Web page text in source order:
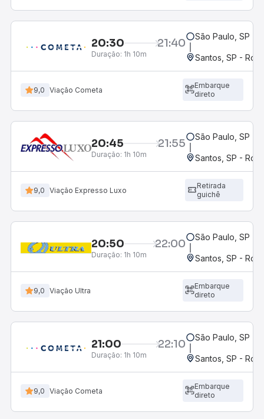
20:30 21:40
Duração: 1h 10m
São Paulo, SP -
Santos, SP -
9,0 Viação Cometa
Embarque
direto
20:45 21:55
Duração: 1h 10m
São Paulo, SP -
Santos, SP -
9,0 Viação Expresso Luxo
Retirada
guichê
20:50 22:00
Duração: 1h 10m
São Paulo, SP -
Santos, SP -
9,0 Viação Ultra
Embarque
direto
21:00 22:10
Duração: 1h 10m
São Paulo, SP -
Santos, SP -
9,0 Viação Cometa
Embarque
direto